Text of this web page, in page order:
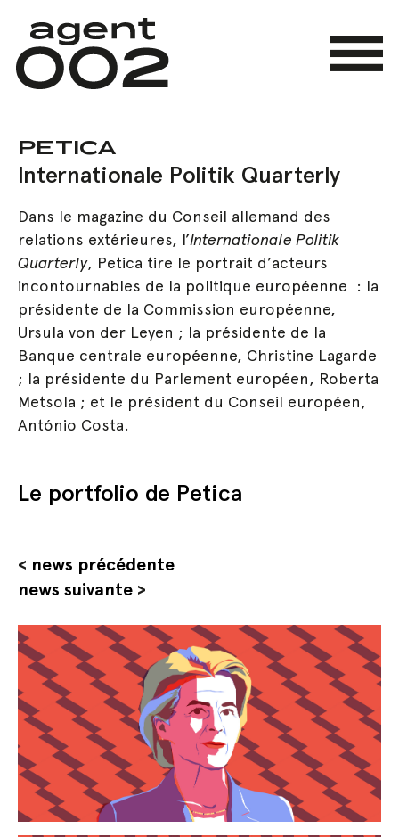
main
content
Menu
PETICA
Internationale Politik Quarterly
Dans le magazine du Conseil allemand des
relations extérieures, l’Internationale Politik
Quarterly, Petica tire le portrait d’acteurs
incontournables de la politique européenne : la
présidente de la Commission européenne,
Ursula von der Leyen ; la présidente de la
Banque centrale européenne, Christine Lagarde
; la présidente du Parlement européen, Roberta
Metsola ; et le président du Conseil européen,
António Costa.
Le portfolio de Petica
< news précédente
news suivante >